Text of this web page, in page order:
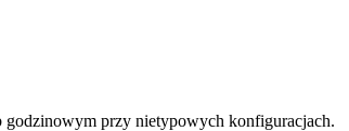
godzinowym przy nietypowych konfiguracjach.